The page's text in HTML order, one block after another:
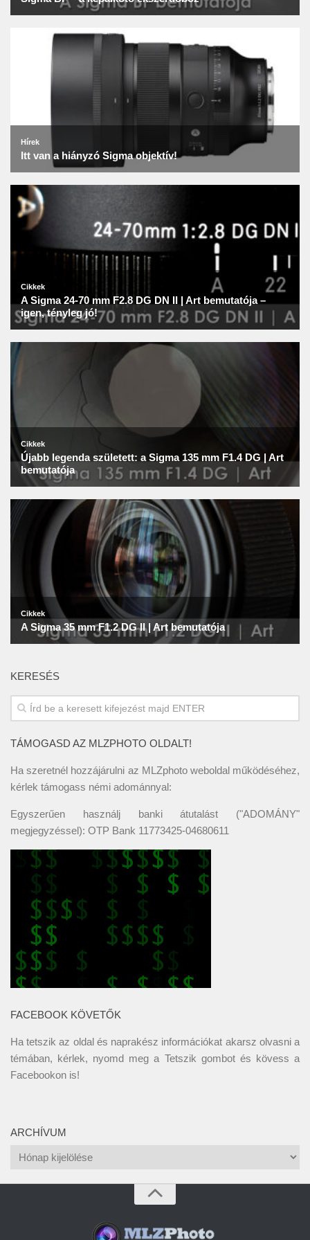
KERESÉS
TÁMOGASD AZ MLZPHOTO OLDALT!
Ha szeretnél hozzájárulni az MLZphoto weboldal működéséhez,
kérlek támogass némi adománnyal:
Egyszerűen használj banki átutalást ("ADOMÁNY"
megjegyzéssel): OTP Bank 11773425-04680611
FACEBOOK KÖVETŐK
Ha tetszik az oldal és naprakész információkat akarsz olvasni a
témában, kérlek, nyomd meg a Tetszik gombot és kövess a
Facebookon is!
ARCHÍVUM
Archívum